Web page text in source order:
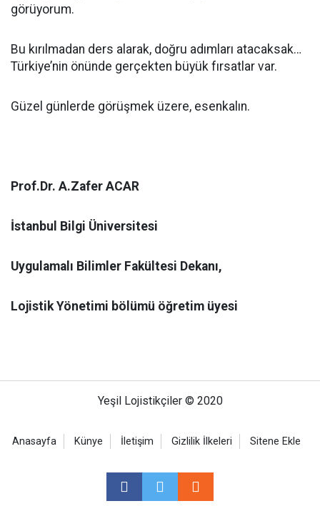
görüyorum.
Bu kırılmadan ders alarak, doğru adımları atacaksak…
Türkiye’nin önünde gerçekten büyük fırsatlar var.
Güzel günlerde görüşmek üzere, esenkalın.
Prof.Dr. A.Zafer ACAR
İstanbul Bilgi Üniversitesi
Uygulamalı Bilimler Fakültesi Dekanı,
Lojistik Yönetimi bölümü öğretim üyesi
Yeşil Lojistikçiler © 2020
Anasayfa Künye İletişim Gizlilik İlkeleri Sitene Ekle